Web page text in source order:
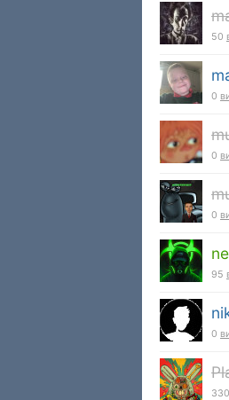
50
0
0
0
95
0
330